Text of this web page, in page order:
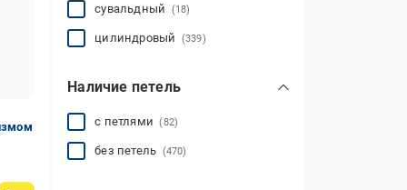
сувальдный (18)
цилиндровый (339)
Наличие петель
с петлями(82)
без петель (470)